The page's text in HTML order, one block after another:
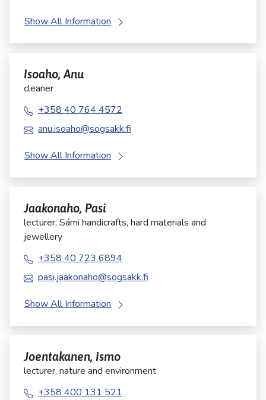
Show All Information
Isoaho, Anu
cleaner
+358 40 764 4572
anu.isoaho@sogsakk.fi
Show All Information
Jaakonaho, Pasi
lecturer, Sámi handicrafts, hard materials and
jewellery
+358 40 723 6894
pasi.jaakonaho@sogsakk.fi
Show All Information
Joentakanen, Ismo
lecturer, nature and environment
+358 400 131 521